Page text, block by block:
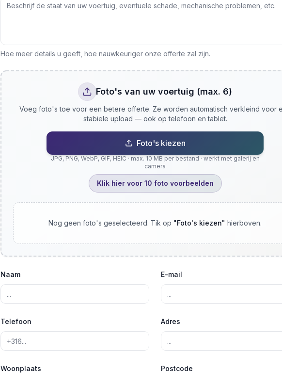
Hoe meer details u geeft, hoe nauwkeuriger onze offerte zal zijn.
Foto's van uw voertuig (max. 6)
Voeg foto's toe voor een betere offerte. Ze worden automatisch verkleind voor
stabiele upload — ook op telefoon en tablet.
Foto's kiezen
JPG, PNG, WebP, GIF, HEIC · max. 10 MB per bestand · werkt met galerij en
camera
Klik hier voor 10 foto voorbeelden
Nog geen foto's geselecteerd. Tik op "Foto's kiezen" hierboven.
Naam E-mail
Telefoon Adres
Woonplaats Postcode